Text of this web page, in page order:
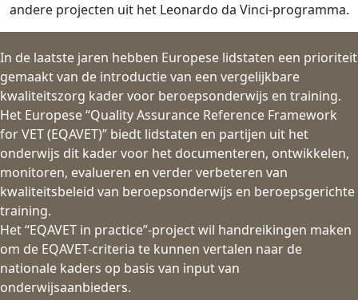
andere projecten uit het Leonardo da Vinci-programma.
In de laatste jaren hebben Europese lidstaten een prioriteit
gemaakt van de introductie van een vergelijkbare
kwaliteitszorg kader voor beroepsonderwijs en training.
Het Europese “Quality Assurance Reference Framework
for VET (EQAVET)” biedt lidstaten en partijen uit het
onderwijs dit kader voor het documenteren, ontwikkelen,
monitoren, evalueren en verder verbeteren van
kwaliteitsbeleid van beroepsonderwijs en beroepsgerichte
training.
Het “EQAVET in practice”-project wil handreikingen maken
om de EQAVET-criteria te kunnen vertalen naar de
nationale kaders op basis van input van
onderwijsaanbieders.